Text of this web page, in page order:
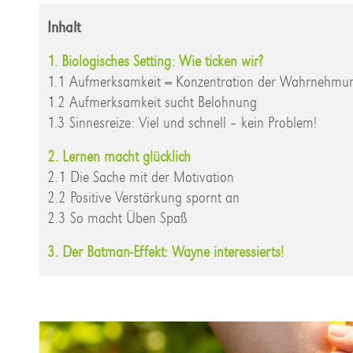
Inhalt
1. Biologisches Setting: Wie ticken wir?
1.1 Aufmerksamkeit = Konzentration der
1.2 Aufmerksamkeit sucht Belohnung
1.3 Sinnesreize: Viel und schnell – kein Problem!
2. Lernen macht glücklich
2.1 Die Sache mit der Motivation
2.2 Positive Verstärkung spornt an
2.3 So macht Üben Spaß
3. Der Batman-Effekt: Wayne interessierts!